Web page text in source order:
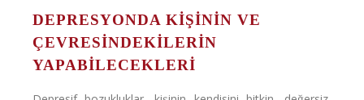
DEPRESYONDA KIŞININ VE
ÇEVRESINDEKILERIN
YAPABILECEKLERI